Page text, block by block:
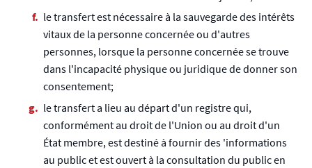
le transfert est nécessaire à la sauvegarde des intérêts
vitaux de la personne concernée ou d'autres
personnes, lorsque la personne concernée se trouve
dans l'incapacité physique ou juridique de donner son
consentement;
le transfert a lieu au départ d'un registre qui,
conformément au droit de l'Union ou au droit d'un
État membre, est destiné à fournir des 'informations
au public et est ouvert à la consultation du public en